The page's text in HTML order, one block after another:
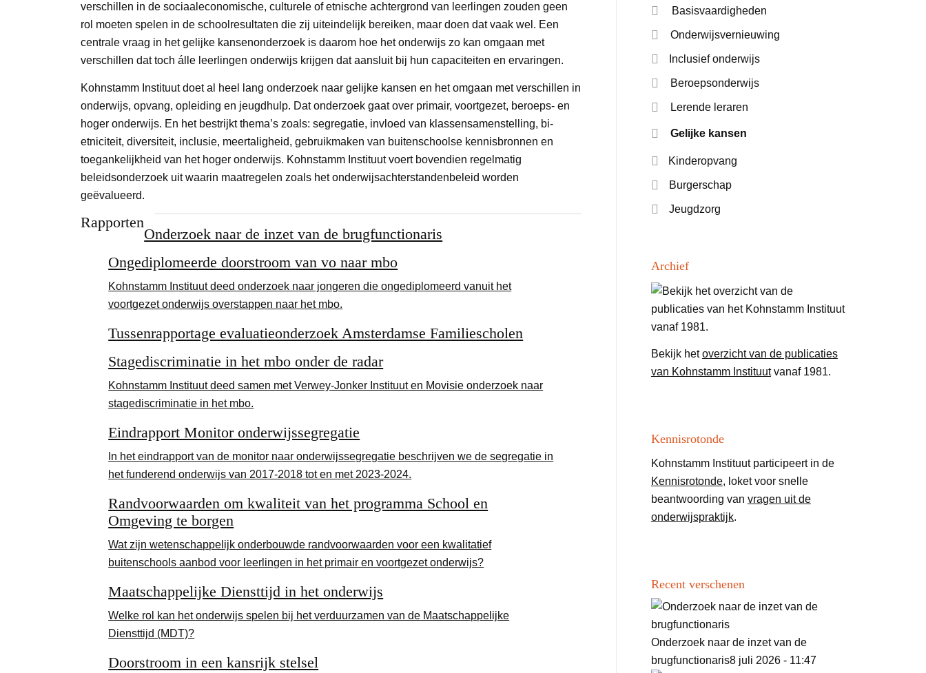
verschillen in de sociaaleconomische, culturele of etnische achtergrond van leerlingen zouden geen
rol moeten spelen in de schoolresultaten die zij uiteindelijk bereiken, maar doen dat vaak wel. Een
centrale vraag in het gelijke kansenonderzoek is daarom hoe het onderwijs zo kan omgaan met
verschillen dat toch álle leerlingen onderwijs krijgen dat aansluit bij hun capaciteiten en ervaringen.
Kohnstamm Instituut doet al heel lang onderzoek naar gelijke kansen en het omgaan met verschillen in
onderwijs, opvang, opleiding en jeugdhulp. Dat onderzoek gaat over primair, voortgezet, beroeps- en
hoger onderwijs. En het bestrijkt thema’s zoals: segregatie, invloed van klassensamenstelling, bi-
etniciteit, diversiteit, inclusie, meertaligheid, gebruikmaken van buitenschoolse kennisbronnen en
toegankelijkheid van het hoger onderwijs. Kohnstamm Instituut voert bovendien regelmatig
beleidsonderzoek uit waarin maatregelen zoals het onderwijsachterstandenbeleid worden
geëvalueerd.
Rapporten
Onderzoek naar de inzet van de brugfunctionaris
Ongediplomeerde doorstroom van vo naar mbo
Kohnstamm Instituut deed onderzoek naar jongeren die ongediplomeerd vanuit het
voortgezet onderwijs overstappen naar het mbo.
Tussenrapportage evaluatieonderzoek Amsterdamse Familiescholen
Stagediscriminatie in het mbo onder de radar
Kohnstamm Instituut deed samen met Verwey-Jonker Instituut en Movisie onderzoek naar
stagediscriminatie in het mbo.
Eindrapport Monitor onderwijssegregatie
In het eindrapport van de monitor naar onderwijssegregatie beschrijven we de segregatie in
het funderend onderwijs van 2017-2018 tot en met 2023-2024.
Randvoorwaarden om kwaliteit van het programma School en
Omgeving te borgen
Wat zijn wetenschappelijk onderbouwde randvoorwaarden voor een kwalitatief
buitenschools aanbod voor leerlingen in het primair en voortgezet onderwijs?
Maatschappelijke Diensttijd in het onderwijs
Welke rol kan het onderwijs spelen bij het verduurzamen van de Maatschappelijke
Diensttijd (MDT)?
Doorstroom in een kansrijk stelsel
Basisvaardigheden
Onderwijsvernieuwing
Inclusief onderwijs
Beroepsonderwijs
Lerende leraren
Gelijke kansen
Kinderopvang
Burgerschap
Jeugdzorg
Archief
Bekijk hetoverzicht van de publicaties
van Kohnstamm Instituutvanaf 1981.
Kennisrotonde
Kohnstamm Instituut participeert in de
Kennisrotonde, loket voor snelle
beantwoording van vragen uit de
onderwijspraktijk.
Recent verschenen
Onderzoek naar de inzet van de
brugfunctionaris8 juli 2026 - 11:47